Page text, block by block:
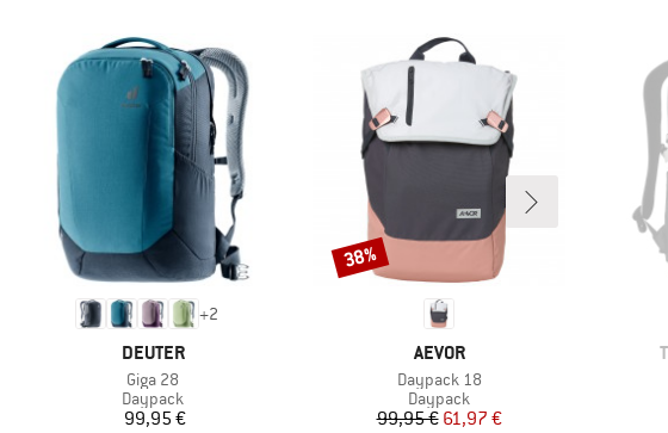
+2
MARKE
DEUTER
Artikel
Giga 28
Produktgruppe
Daypack
Preis
99,95 €
MARKE
AEVOR
Artikel
Daypack 18
Produktgruppe
Daypack
Preis
99,95 €reduzierter Preis
61,97 €
Rabatt
38%